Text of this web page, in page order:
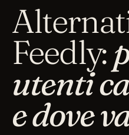
Feedly:
utenti
e dove